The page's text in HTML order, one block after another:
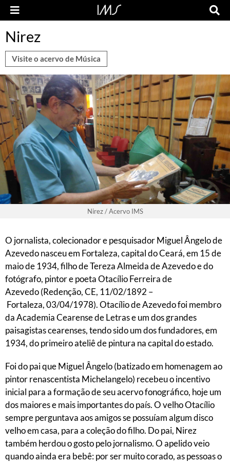
Nirez
Visite o acervo de Música
Nirez / Acervo IMS
O jornalista, colecionador e pesquisador Miguel Ângelo de
Azevedo nasceu em Fortaleza, capital do Ceará, em 15 de
maio de 1934, filho de Tereza Almeida de Azevedo e do
fotógrafo, pintor e poeta Otacílio Ferreira de
Azevedo(Redenção, CE, 11/02/1892 –
Fortaleza,03/04/1978). Otacílio de Azevedo foi membro
daAcademia Cearense de Letraseum dos grandes
paisagistas cearenses, tendo sido um dos fundadores, em
1934, do primeiro ateliê de pintura na capital do estado.
Foi do pai que Miguel Ângelo (batizado em homenagem ao
pintor renascentista Michelangelo) recebeu o incentivo
inicial para a formação de seu acervo fonográfico, hoje um
dos maiores e mais importantes do país. O velho Otacílio
sempre perguntava aos amigos se possuíam algum disco
velho em casa, para a coleção do filho. Do pai, Nirez
também herdou o gosto pelo jornalismo. O apelido veio
quando ainda era bebê: por ser muito corado, as pessoas o